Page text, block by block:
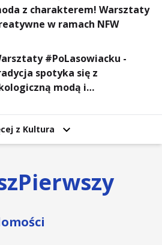
z charakterem! Warsztaty
w ramach NFW
#PoLasowiacku -
spotyka się z
modą i
z Kultura